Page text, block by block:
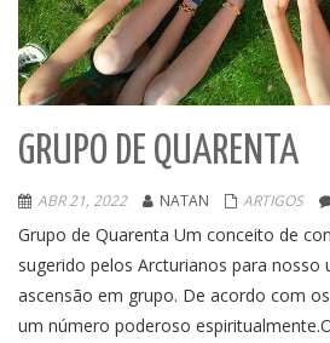
GRUPO DE QUARENTA
ABR 21, 2022 NATAN ARTIGOS
Grupo de Quarenta Um conceito de
sugerido pelos Arcturianos para nosso
ascensão em grupo. De acordo com
um número poderoso